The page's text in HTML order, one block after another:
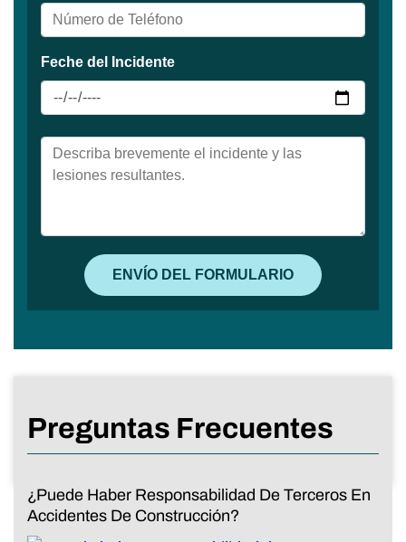
Preguntas Frecuentes
¿Puede Haber Responsabilidad De Terceros En
Accidentes De Construcción?